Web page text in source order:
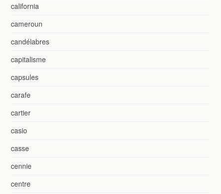
california
cameroun
candélabres
capitalisme
capsules
carafe
cartier
casio
casse
cennie
centre